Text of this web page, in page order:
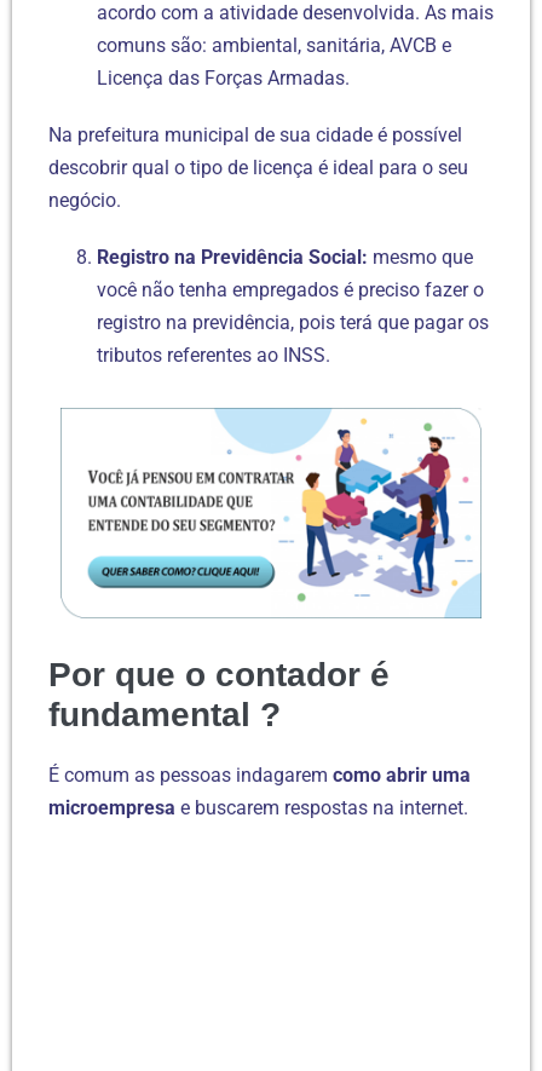
acordo com a atividade desenvolvida. As mais
comuns são: ambiental, sanitária, AVCB e
Licença das Forças Armadas.
Na prefeitura municipal de sua cidade é possível
descobrir qual o tipo de licença é ideal para o seu
negócio.
Registro na Previdência Social: mesmo que
você não tenha empregados é preciso fazer o
registro na previdência, pois terá que pagar os
tributos referentes ao INSS.
Por que o contador é
fundamental ?
É comum as pessoas indagarem como abrir uma
microempresa e buscarem respostas na internet.